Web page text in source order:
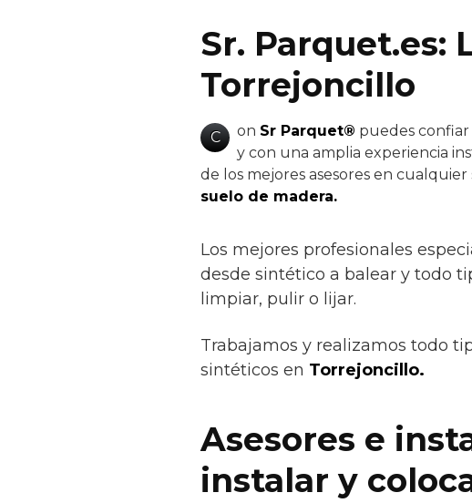
Sr. Parquet.es:
Torrejoncillo
C on Sr Parquet® puedes confiar
y con una amplia experiencia
de los mejores asesores en
suelo de madera.
Los mejores profesionales
desde sintético a balear y todo
limpiar, pulir o lijar.
Trabajamos y realizamos todo
sintéticos en Torrejoncillo.
Asesores e
instalar y